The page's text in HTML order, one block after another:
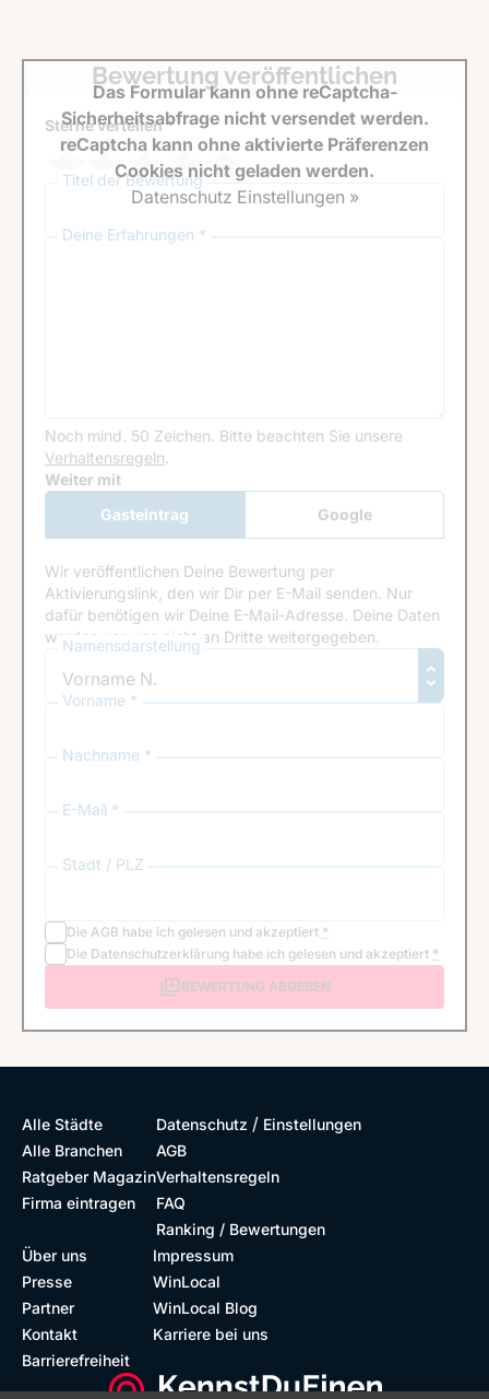
Bewertung veröffentlichen
Sterne verteilen *
Titel der Bewertung
Deine Erfahrungen *
Noch mind. 50 Zeichen. Bitte beachten Sie unsere
Verhaltensregeln.
Google Recaptcha
Weiter mit
Gasteintrag
Google
Anmeldung
Wir veröffentlichen Deine Bewertung per
Aktivierungslink, den wir Dir per E-Mail senden. Nur
dafür benötigen wir Deine E-Mail-Adresse. Deine Daten
werden von uns nicht an Dritte weitergegeben.
Namensdarstellung
Vorname *
Nachname *
E-Mail *
Stadt / PLZ
Die AGB habe ich gelesen und akzeptiert *
Die Datenschutzerklärung habe ich gelesen und akzeptiert *
BEWERTUNG ABGEBEN
Das Formular kann ohne reCaptcha-
Sicherheitsabfrage nicht versendet werden.
reCaptcha kann ohne aktivierte Präferenzen
Cookies nicht geladen werden.
Datenschutz Einstellungen »
Alle Städte
Alle Branchen
Ratgeber Magazin
Firma eintragen
Datenschutz / Einstellungen
AGB
Verhaltensregeln
FAQ
Ranking / Bewertungen
Über uns
Presse
Partner
Kontakt
Barrierefreiheit
Impressum
WinLocal
WinLocal Blog
Karriere bei uns